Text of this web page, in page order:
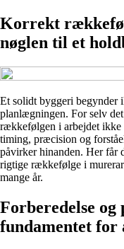
Korrekt
nøglen til et
Et solidt byggeri begynder
planlægningen. For selv
rækkefølgen i arbejdet ikke
timing, præcision og
påvirker hinanden. Her får
rigtige rækkefølge i
mange år.
Forberedelse
fundamentet for